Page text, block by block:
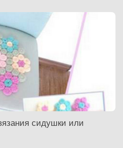
сидушки или